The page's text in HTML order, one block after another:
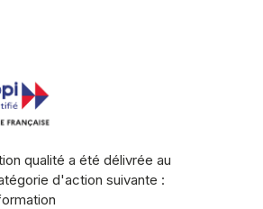
qualité a été délivrée au
d'action suivante :